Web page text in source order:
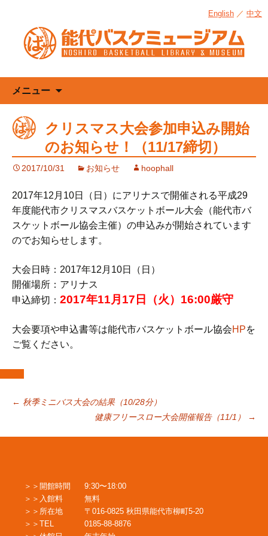
English ／ 中文
メニュー
ン
ツ
へ
ス
クリスマス大会参加申込み開始
のお知らせ！（11/17締切）
2017/10/31 お知らせ hoophall
2017年12月10日（日）にアリナスで開催される平成29
年度能代市クリスマスバスケットボール大会（能代市バ
スケットボール協会主催）の申込みが開始されています
のでお知らせします。
大会日時：2017年12月10日（日）
開催場所：アリナス
申込締切： 2017年11月17日（火）16:00厳守
大会要項や申込書等は能代市バスケットボール協会HPを
ご覧ください。
投
稿
ナ
ビ
← 秋季ミニバス大会の結果（10/28分）
健康フリースロー大会開催報告（11/1）
→
開館時間
9:30〜18:00
入館料
無料
所在地
〒016-0825 秋田県能代市柳町5-20
TEL
0185-88-8876